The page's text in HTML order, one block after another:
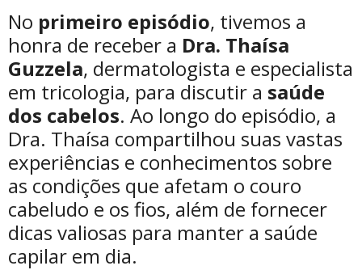
No primeiro episódio, tivemos a
honra de receber a Dra. Thaísa
Guzzela, dermatologista e especialista
em tricologia, para discutir a saúde
dos cabelos. Ao longo do episódio, a
Dra. Thaísa compartilhou suas vastas
experiências e conhecimentos sobre
as condições que afetam o couro
cabeludo e os fios, além de fornecer
dicas valiosas para manter a saúde
capilar em dia.